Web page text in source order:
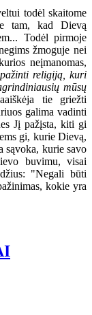
todėl skaitome
tam, kad Dievą
Todėl pirmoje
žmoguje nei
neįmanomas,
pažinti religiją, kuri
mūsų
tie griežti
galima vadinti
Jį pažįsta, kiti gi
gi, kurie Dievą,
sąvoka, kurie savo
buvimu, visai
"Negali būti
kokie yra